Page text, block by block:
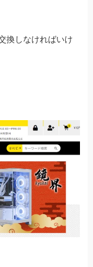
換しなければいけ